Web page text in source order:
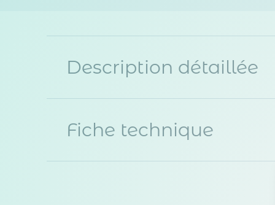
Description détaillée
Fiche technique